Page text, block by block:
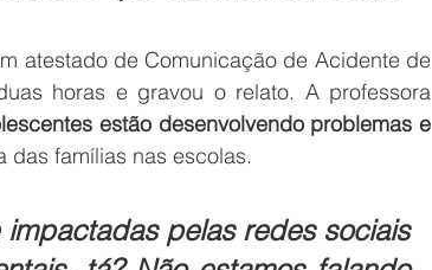
atestado de Comunicação de Acidente de
horas e gravou o relato. A professora
estão desenvolvendo problemas e
das famílias nas escolas.
pelas redes sociais